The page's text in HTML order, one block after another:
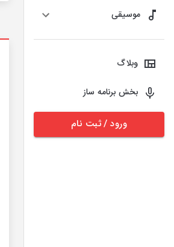
موسیقی
وبلاگ
بخش برنامه ساز
ورود / ثبت نام